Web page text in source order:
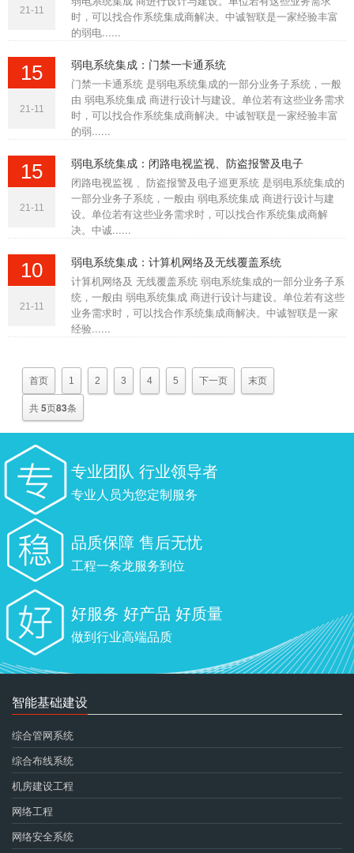
21-11
时，可以找合作系统集成商解决。中诚智联是一家经验丰富
的弱电......
15
21-11
弱电系统集成：门禁一卡通系统
门禁一卡通系统 是弱电系统集成的一部分业务子系统，一般
由 弱电系统集成 商进行设计与建设。单位若有这些业务需求
时，可以找合作系统集成商解决。中诚智联是一家经验丰富
的弱......
15
21-11
弱电系统集成：闭路电视监视、防盗报警及电子
闭路电视监视 、防盗报警及电子巡更系统 是弱电系统集成的
一部分业务子系统，一般由 弱电系统集成 商进行设计与建
设。单位若有这些业务需求时，可以找合作系统集成商解
决。中诚......
10
21-11
弱电系统集成：计算机网络及无线覆盖系统
计算机网络及 无线覆盖系统 弱电系统集成的一部分业务子系
统，一般由 弱电系统集成 商进行设计与建设。单位若有这些
业务需求时，可以找合作系统集成商解决。中诚智联是一家
经验......
首页 1 2 3 4 5 下一页 末页
共5页83条
专业团队 行业领导者
专业人员为您定制服务
品质保障 售后无忧
工程一条龙服务到位
好服务 好产品 好质量
做到行业高端品质
智能基础建设
综合管网系统
综合布线系统
机房建设工程
网络工程
网络安全系统